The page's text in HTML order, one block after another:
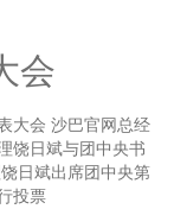
会
大会 沙巴官网总经
饶日斌与团中央书
日斌出席团中央第
投票